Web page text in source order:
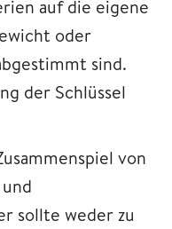
auf die eigene
oder
sind.
der Schlüssel
von
sollte weder zu